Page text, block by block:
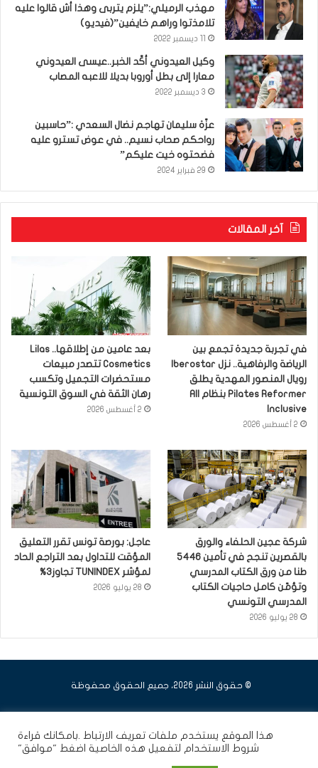
مهذب الرميلي:”يلزم يتربى وهذا أش قالوا عليه
تلامذتوا وراهم خايفين”(فيديو)
وكيل العيدوني أكّد الخبر..عيسى العيدوني
معارا إلى بطل أوروبا بديلا للاعبه المصاب
3 ديسمبر 2022
عزّة سليمان تهاجم نضال السعدي :”حاسبين
رواحكم صحاب نسيم.. في عوض تسترو عليه
فضحتوه خيت عليكم”
29 فبراير 2024
آخر المقالات
في تجربة جديدة تجمع بين
رويال المنصور المهدية يطلق
Pilates Reformer بنظام All
Inclusive
2 أغسطس 2026
بعد عامين من إطلاقها.. Lilas
Cosmetics تتصدر مبيعات
مستحضرات التجميل وتكسب
رهان الثقة في السوق التونسية
2 أغسطس 2026
شركة عجين الحلفاء والورق
بالقصرين تنجح في تأمين 5446
طنا من ورق الكتاب المدرسي
وتؤمّن كامل حاجيات الكتاب
المدرسي التونسي
28 يوليو 2026
عاجل: بورصة تونس تقرر التعليق
المؤقت للتداول بعد التراجع الحاد
لمؤشر TUNINDEX تجاوز3%
28 يوليو 2026
© حقوق النشر 2026، جميع الحقوق محفوظة
هذا الموقع يستخدم ملفات تعريف الارتباط .بامكانك قراءة
شروط الاستخدام لتفعيل هذه الخاصية اضغط "موافق"